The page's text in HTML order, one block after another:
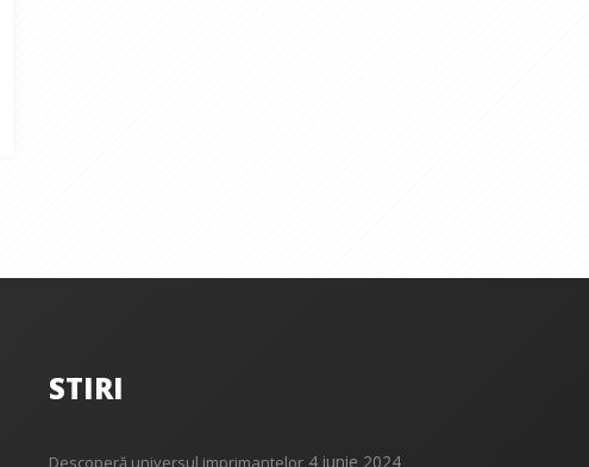
STIRI
Descoperă universul imprimantelor 4 iunie 2024